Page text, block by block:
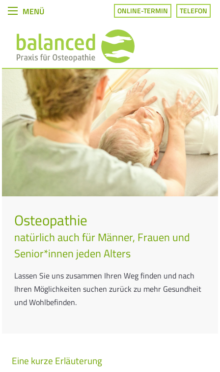
MENÜ ONLINE-TERMIN TELEFON
Osteopathie
natürlich auch für Männer, Frauen und
Senior*innen jeden Alters
Lassen Sie uns zusammen Ihren Weg finden und nach
Ihren Möglichkeiten suchen zurück zu mehr Gesundheit
und Wohlbefinden.
Eine kurze Erläuterung